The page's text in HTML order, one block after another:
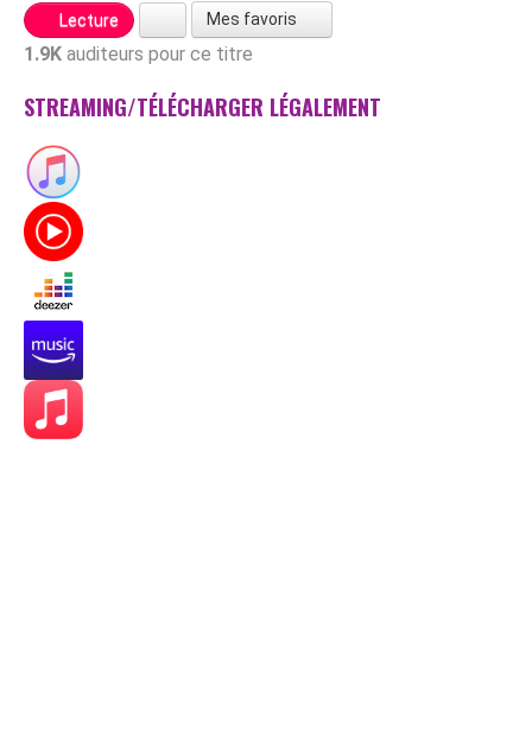
Lecture Mes favoris
1.9K auditeurs pour ce titre
STREAMING/TÉLÉCHARGER LÉGALEMENT